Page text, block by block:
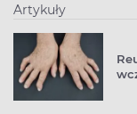
Artykuły